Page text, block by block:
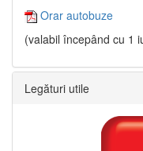
Orar autobuze
(valabil începând cu 1
Legături utile